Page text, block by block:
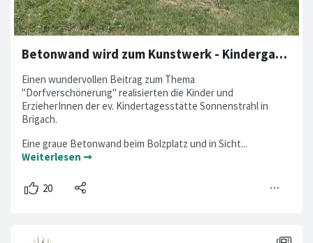
Betonwand wird zum Kunstwerk - Kindergarten Sonnenstrahl ist aktiv
Einen wundervollen Beitrag zum Thema
"Dorfverschönerung" realisierten die Kinder und
ErzieherInnen der ev. Kindertagesstätte Sonnenstrahl in
Brigach.
Eine graue Betonwand beim Bolzplatz und in Sicht...
Weiterlesen ➞